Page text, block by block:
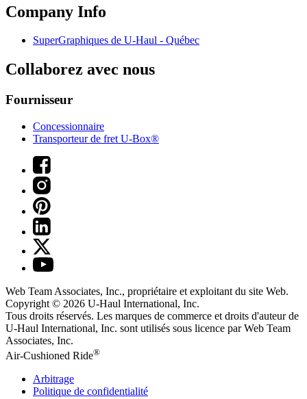
Company Info
SuperGraphiques de U-Haul - Québec
Collaborez avec nous
Fournisseur
Concessionnaire
Transporteur de fret U-Box®
Web Team Associates, Inc., propriétaire et exploitant du site Web.
Copyright © 2026 U-Haul International, Inc.
Tous droits réservés. Les marques de commerce et droits d'auteur de
U-Haul International, Inc. sont utilisés sous licence par Web Team
Associates, Inc.
Air-Cushioned Ride®
Arbitrage
Politique de confidentialité